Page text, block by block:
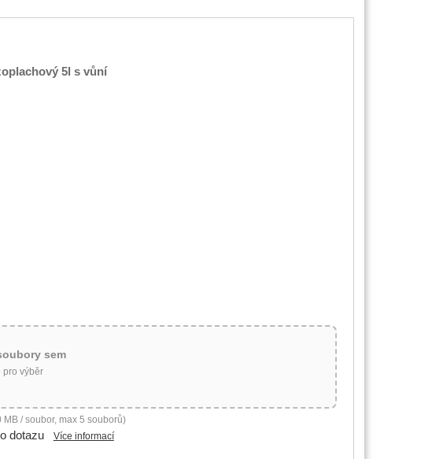
5l s vůní
sem
pro výběr
MB / soubor, max 5 souborů)
dotazu Více informací